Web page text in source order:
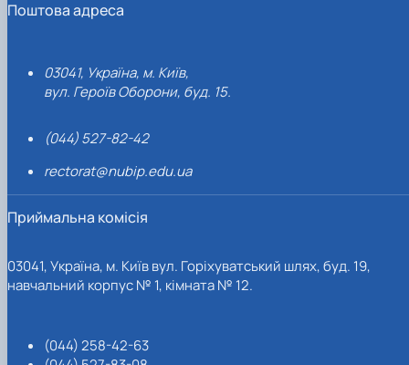
Поштова адреса
03041, Україна, м. Київ,
вул. Героїв Оборони, буд. 15.
(044) 527-82-42
rectorat@nubip.edu.ua
Приймальна комісія
03041, Україна, м. Київ вул. Горіхуватський шлях, буд. 19,
навчальний корпус № 1, кімната № 12.
(044) 258-42-63